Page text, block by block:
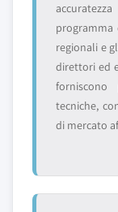
regionali e
direttori ed
forniscono
tecniche,
di mercato